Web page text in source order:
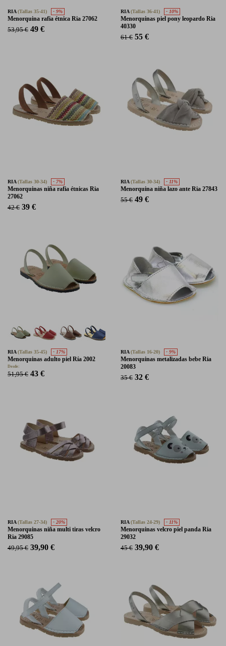
RIA(Tallas 35-41) - 9%
Menorquina rafia étnica Ria 27062
53,95 € 49 €
RIA(Tallas 36-41) - 10%
Menorquinas piel pony leopardo Ria
40330
61 € 55 €
RIA(Tallas 30-34) - 7%
Menorquinas niña rafia étnicas Ria
27062
42 € 39 €
RIA(Tallas 30-34) - 11%
Menorquina niña lazo ante Ria 27843
55 € 49 €
RIA(Tallas 35-45) - 17%
Menorquinas adulto piel Ría 2002
Desde:
51,95 € 43 €
RIA(Tallas 16-20) - 9%
Menorquinas metalizadas bebe Ria
20083
35 € 32 €
RIA(Tallas 27-34) - 20%
Menorquinas niña multi tiras velcro
Ria 29085
49,95 € 39,90 €
RIA(Tallas 24-29) - 11%
Menorquinas velcro piel panda Ria
29032
45 € 39,90 €